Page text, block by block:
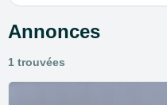
Annonces
1 trouvées